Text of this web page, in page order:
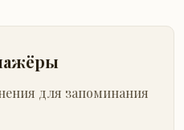
для запоминания